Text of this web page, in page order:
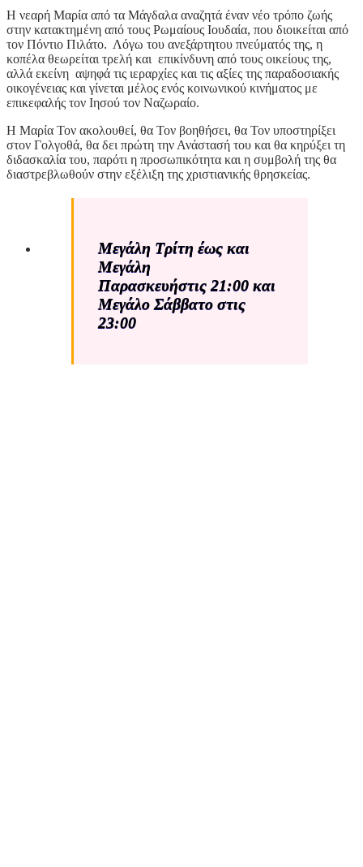
Η νεαρή Μαρία από τα Μάγδαλα αναζητά έναν νέο τρόπο ζωής
στην κατακτημένη από τους Ρωμαίους Ιουδαία, που διοικείται από
τον Πόντιο Πιλάτο. Λόγω του ανεξάρτητου πνεύματός της, η
κοπέλα θεωρείται τρελή και επικίνδυνη από τους οικείους της,
αλλά εκείνη αψηφά τις ιεραρχίες και τις αξίες της παραδοσιακής
οικογένειας και γίνεται μέλος ενός κοινωνικού κινήματος με
επικεφαλής τον Ιησού τον Ναζωραίο.
Η Μαρία Τον ακολουθεί, θα Τον βοηθήσει, θα Τον υποστηρίξει
στον Γολγοθά, θα δει πρώτη την Ανάστασή του και θα κηρύξει τη
διδασκαλία του, παρότι η προσωπικότητα και η συμβολή της θα
διαστρεβλωθούν στην εξέλιξη της χριστιανικής θρησκείας.
Μεγάλη Τρίτη έως και
Μεγάλη
Παρασκευήστις 21:00 και
Μεγάλο Σάββατο στις
23:00